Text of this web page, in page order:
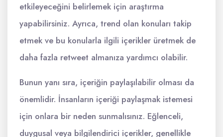
etkileyeceğini belirlemek için araştırma
yapabilirsiniz. Ayrıca, trend olan konuları takip
etmek ve bu konularla ilgili içerikler üretmek de
daha fazla retweet almanıza yardımcı olabilir.
Bunun yanı sıra, içeriğin paylaşılabilir olması da
önemlidir. İnsanların içeriği paylaşmak istemesi
için onlara bir neden sunmalısınız. Eğlenceli,
duygusal veya bilgilendirici içerikler, genellikle